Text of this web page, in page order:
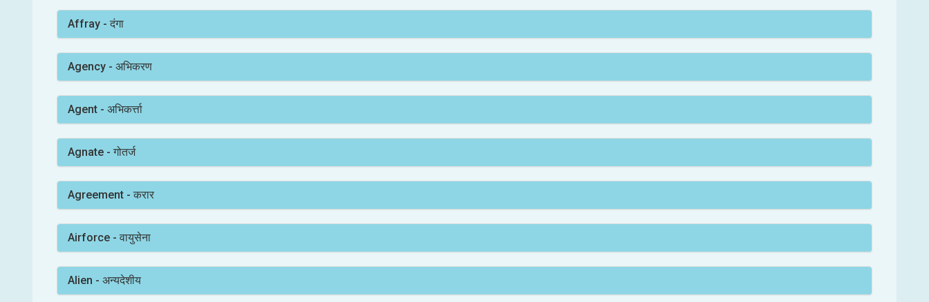
Affray - दंगा
Agency - अभिकरण
Agent - अभिकर्त्ता
Agnate - गोतर्ज
Agreement - करार
Airforce - वायुसेना
Alien - अन्यदेशीय